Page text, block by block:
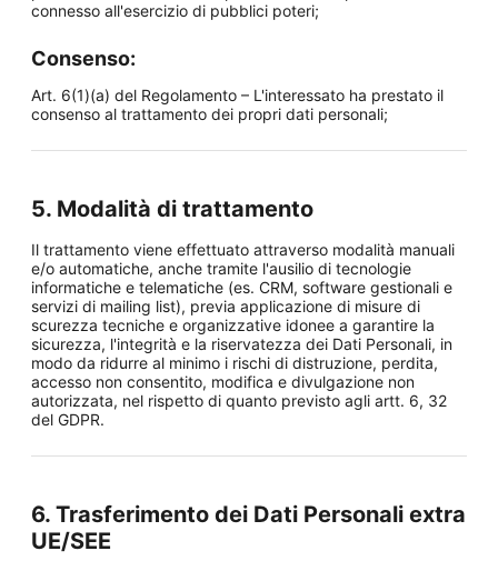
connesso all'esercizio di pubblici poteri;
Consenso:
Art. 6(1)(a) del Regolamento – L'interessato ha prestato il
consenso al trattamento dei propri dati personali;
5. Modalità di trattamento
Il trattamento viene effettuato attraverso modalità manuali
e/o automatiche, anche tramite l'ausilio di tecnologie
informatiche e telematiche (es. CRM, software gestionali e
servizi di mailing list), previa applicazione di misure di
scurezza tecniche e organizzative idonee a garantire la
sicurezza, l'integrità e la riservatezza dei Dati Personali, in
modo da ridurre al minimo i rischi di distruzione, perdita,
accesso non consentito, modifica e divulgazione non
autorizzata, nel rispetto di quanto previsto agli artt. 6, 32
del GDPR.
6. Trasferimento dei Dati Personali extra
UE/SEE